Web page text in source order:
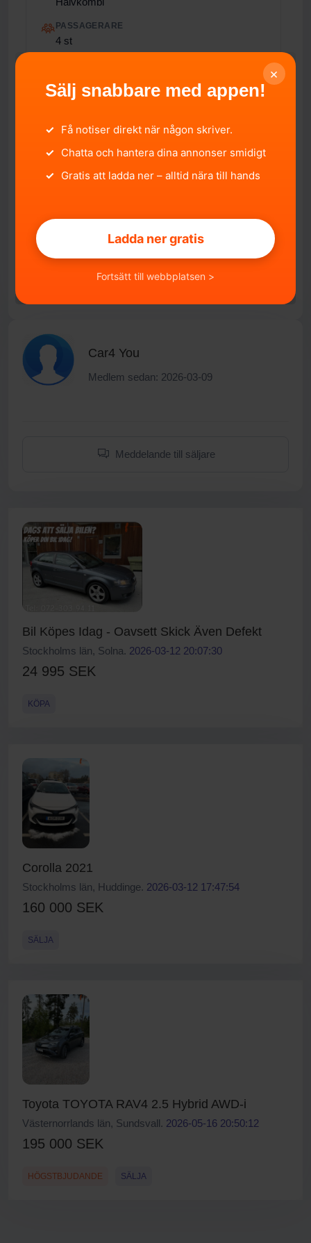
PASSAGERARE
4 st
Inte specificerat
FORDONSSTATUS
IMPORTERAD
Car4 You
Medlem sedan: 2026-03-09
Meddelande till säljare
Bil Köpes Idag - Oavsett Skick Även Defekt
Stockholms län, Solna. 2026-03-12 20:07:30
24 995 SEK
KÖPA
Corolla 2021
Stockholms län, Huddinge. 2026-03-12 17:47:54
160 000 SEK
SÄLJA
Toyota TOYOTA RAV4 2.5 Hybrid AWD-i
Västernorrlands län, Sundsvall. 2026-05-16 20:50:12
195 000 SEK
HÖGSTBJUDANDE SÄLJA
×
Sälj snabbare med appen!
✓ Få notiser direkt när någon skriver.
✓ Chatta och hantera dina annonser smidigt
✓ Gratis att ladda ner – alltid nära till hands
Ladda ner gratis
Fortsätt till webbplatsen >